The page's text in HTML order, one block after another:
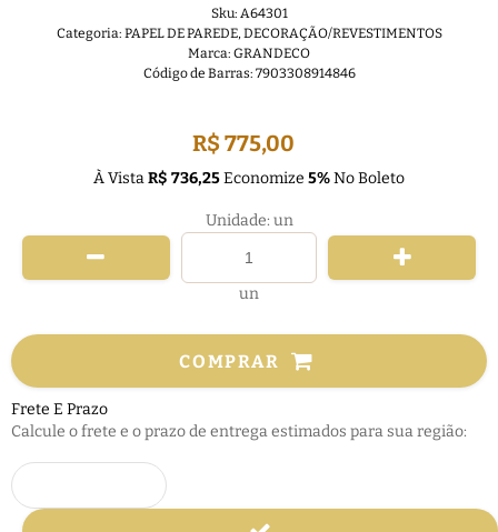
Sku: A64301
Categoria: PAPEL DE PAREDE,DECORAÇÃO/REVESTIMENTOS
Marca: GRANDECO
Código de Barras: 7903308914846
R$ 775,00
À VistaR$ 736,25Economize 5%No Boleto
Unidade: un
un
COMPRAR
Frete E Prazo
Calcule o frete e o prazo de entrega estimados para sua região: